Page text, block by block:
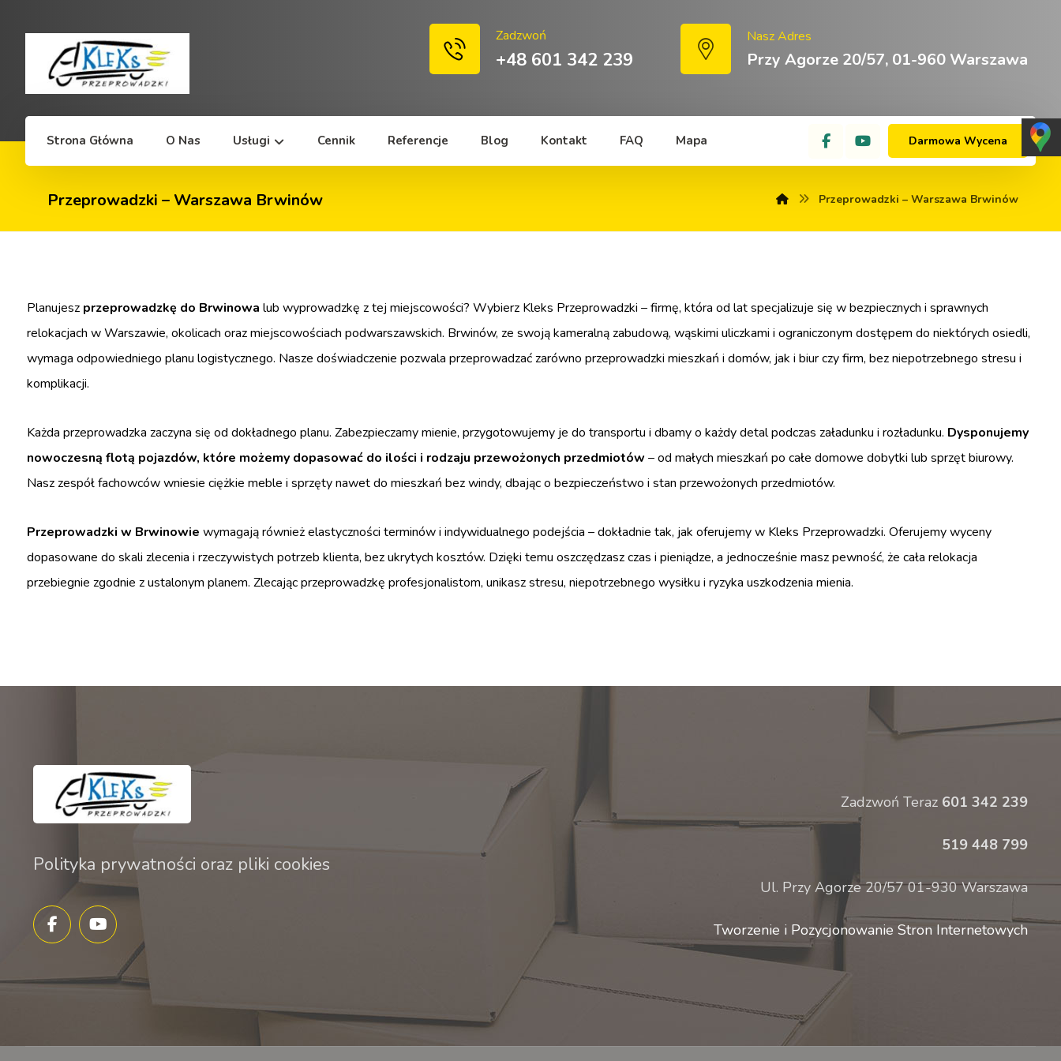
Nasz Adres
Przy Agorze 20/57, 01-960 Warszawa
Zadzwoń
+48 601 342 239
Strona Główna O Nas Usługi Cennik Referencje Blog Kontakt FAQ Mapa Darmowa Wycena
Przeprowadzki – Warszawa Brwinów Przeprowadzki – Warszawa Brwinów
Planujesz przeprowadzkę do Brwinowa lub wyprowadzkę z tej miejscowości? Wybierz Kleks Przeprowadzki – firmę, która od lat specjalizuje się w bezpiecznych i sprawnych
relokacjach w Warszawie, okolicach oraz miejscowościach podwarszawskich. Brwinów, ze swoją kameralną zabudową, wąskimi uliczkami i ograniczonym dostępem do niektórych osiedli,
wymaga odpowiedniego planu logistycznego. Nasze doświadczenie pozwala przeprowadzać zarówno przeprowadzki mieszkań i domów, jak i biur czy firm, bez niepotrzebnego stresu i
komplikacji.
Każda przeprowadzka zaczyna się od dokładnego planu. Zabezpieczamy mienie, przygotowujemy je do transportu i dbamy o każdy detal podczas załadunku i rozładunku. Dysponujemy
nowoczesną flotą pojazdów, które możemy dopasować do ilości i rodzaju przewożonych przedmiotów – od małych mieszkań po całe domowe dobytki lub sprzęt biurowy.
Nasz zespół fachowców wniesie ciężkie meble i sprzęty nawet do mieszkań bez windy, dbając o bezpieczeństwo i stan przewożonych przedmiotów.
Przeprowadzki w Brwinowie wymagają również elastyczności terminów i indywidualnego podejścia – dokładnie tak, jak oferujemy w Kleks Przeprowadzki. Oferujemy wyceny
dopasowane do skali zlecenia i rzeczywistych potrzeb klienta, bez ukrytych kosztów. Dzięki temu oszczędzasz czas i pieniądze, a jednocześnie masz pewność, że cała relokacja
przebiegnie zgodnie z ustalonym planem. Zlecając przeprowadzkę profesjonalistom, unikasz stresu, niepotrzebnego wysiłku i ryzyka uszkodzenia mienia.
Polityka prywatności oraz pliki cookies
Zadzwoń Teraz 601 342 239
519 448 799
Ul. Przy Agorze 20/57 01-930 Warszawa
Tworzenie i Pozycjonowanie Stron Internetowych